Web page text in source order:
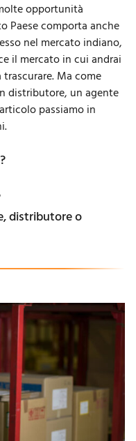
opportunità
Paese comporta anche
nel mercato indiano,
il mercato in cui andrai
Ma come
distributore, un agente
passiamo in
distributore o